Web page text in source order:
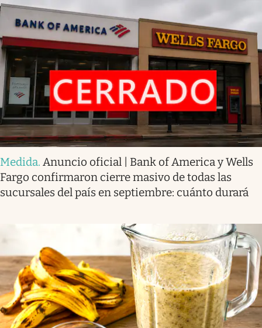
Medida. Anuncio oficial | Bank of America y Wells
Fargo confirmaron cierre masivo de todas las
sucursales del país en septiembre: cuánto durará